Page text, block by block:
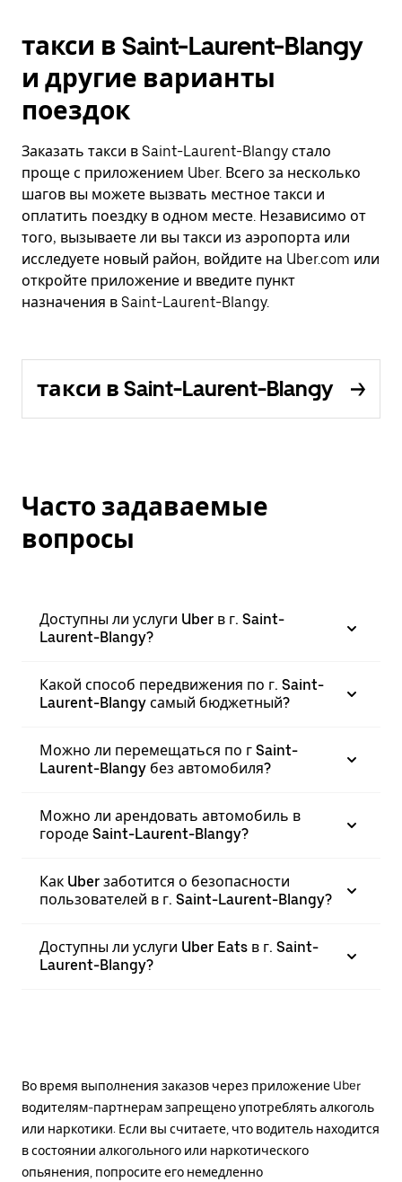
такси в Saint-Laurent-Blangy
и другие варианты
поездок
Заказать такси в Saint-Laurent-Blangy стало
проще с приложением Uber. Всего за несколько
шагов вы можете вызвать местное такси и
оплатить поездку в одном месте. Независимо от
того, вызываете ли вы такси из аэропорта или
исследуете новый район, войдите на Uber.com или
откройте приложение и введите пункт
назначения в Saint-Laurent-Blangy.
такси в Saint-Laurent-Blangy
Часто задаваемые
вопросы
Доступны ли услуги Uber в г. Saint-
Laurent-Blangy?
Какой способ передвижения по г. Saint-
Laurent-Blangy самый бюджетный?
Можно ли перемещаться по г Saint-
Laurent-Blangy без автомобиля?
Можно ли арендовать автомобиль в
городе Saint-Laurent-Blangy?
Как Uber заботится о безопасности
пользователей в г. Saint-Laurent-Blangy?
Доступны ли услуги Uber Eats в г. Saint-
Laurent-Blangy?
Во время выполнения заказов через приложение Uber
водителям-партнерам запрещено употреблять алкоголь
или наркотики. Если вы считаете, что водитель находится
в состоянии алкогольного или наркотического
опьянения, попросите его немедленно